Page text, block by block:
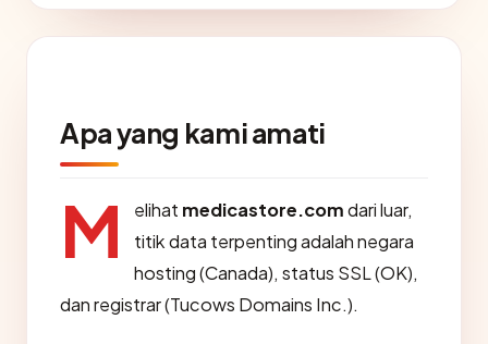
Apa yang kami amati
M elihat medicastore.comdari luar,
titik data terpenting adalah negara
hosting (Canada), status SSL (OK),
dan registrar (Tucows Domains Inc.).